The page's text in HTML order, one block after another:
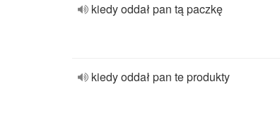
kiedy oddał pan tą paczkę
kiedy oddał pan te produkty